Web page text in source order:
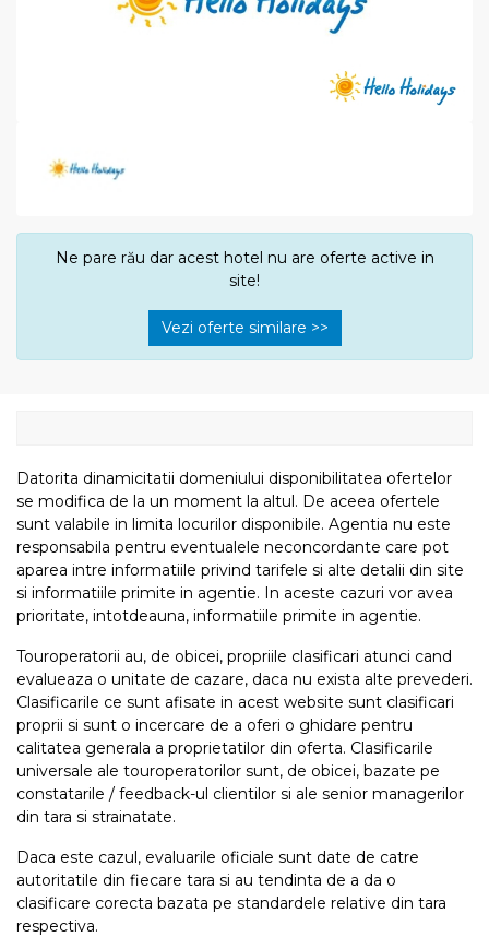
Ne pare rău dar acest hotel nu are oferte active in
site!
Vezi oferte similare >>
Datorita dinamicitatii domeniului disponibilitatea ofertelor
se modifica de la un moment la altul. De aceea ofertele
sunt valabile in limita locurilor disponibile. Agentia nu este
responsabila pentru eventualele neconcordante care pot
aparea intre informatiile privind tarifele si alte detalii din site
si informatiile primite in agentie. In aceste cazuri vor avea
prioritate, intotdeauna, informatiile primite in agentie.
Touroperatorii au, de obicei, propriile clasificari atunci cand
evalueaza o unitate de cazare, daca nu exista alte prevederi.
Clasificarile ce sunt afisate in acest website sunt clasificari
proprii si sunt o incercare de a oferi o ghidare pentru
calitatea generala a proprietatilor din oferta. Clasificarile
universale ale touroperatorilor sunt, de obicei, bazate pe
constatarile / feedback-ul clientilor si ale senior managerilor
din tara si strainatate.
Daca este cazul, evaluarile oficiale sunt date de catre
autoritatile din fiecare tara si au tendinta de a da o
clasificare corecta bazata pe standardele relative din tara
respectiva.